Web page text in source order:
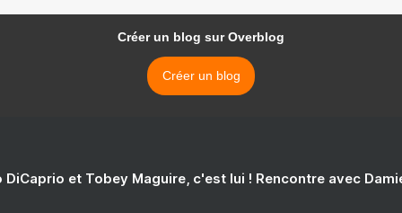
Créer un blog sur Overblog
Créer un blog
DiCaprio et Tobey Maguire, c'est lui ! Rencontre avec